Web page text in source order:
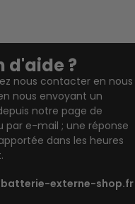
d'aide ?
nous contacter en nous
nous envoyant un
notre page de
par e-mail ; une réponse
dans les heures
externe-shop.fr